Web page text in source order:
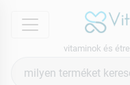
menu
vitaminok és
keresés